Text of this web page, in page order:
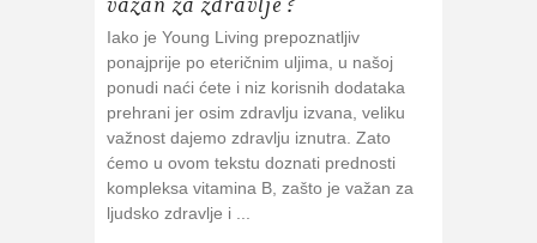
Iako je Young Living prepoznatljiv
ponajprije po eteričnim uljima, u našoj
ponudi naći ćete i niz korisnih dodataka
prehrani jer osim zdravlju izvana, veliku
važnost dajemo zdravlju iznutra. Zato
ćemo u ovom tekstu doznati prednosti
kompleksa vitamina B, zašto je važan za
ljudsko zdravlje i ...